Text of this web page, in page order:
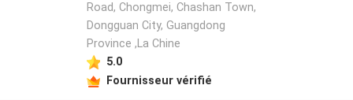
Road, Chongmei, Chashan Town,
Dongguan City, Guangdong
Province ,La Chine
5.0
Fournisseur vérifié